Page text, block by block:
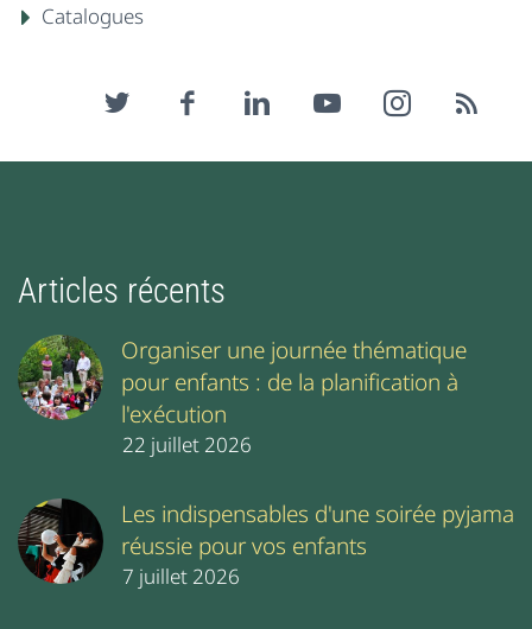
Catalogues
Articles récents
Organiser une journée thématique
pour enfants : de la planification à
l'exécution
22 juillet 2026
Les indispensables d'une soirée pyjama
réussie pour vos enfants
7 juillet 2026